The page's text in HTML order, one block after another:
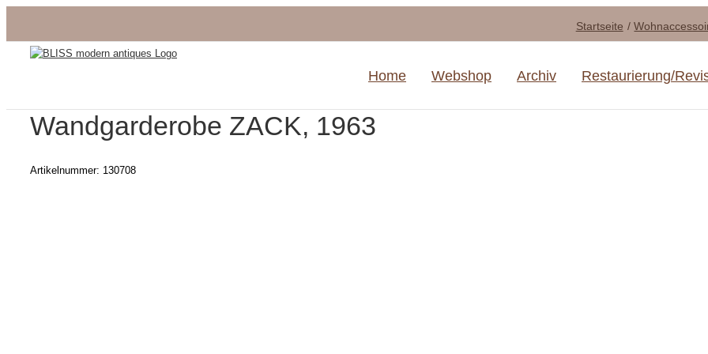
springen
Home Webshop Archiv Restaurierung/
Startseite
Wandgarderobe ZACK, 1963
Artikelnummer: 130708